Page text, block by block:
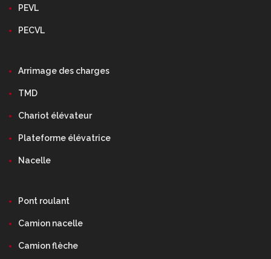
PEVL
PECVL
Arrimage des charges
TMD
Chariot élévateur
Plateforme élévatrice
Nacelle
Pont roulant
Camion nacelle
Camion flèche